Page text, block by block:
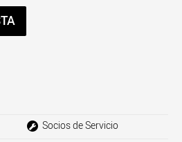
Socios de Servicio